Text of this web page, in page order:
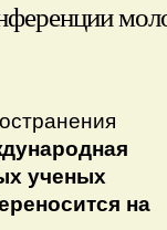
ученых
на